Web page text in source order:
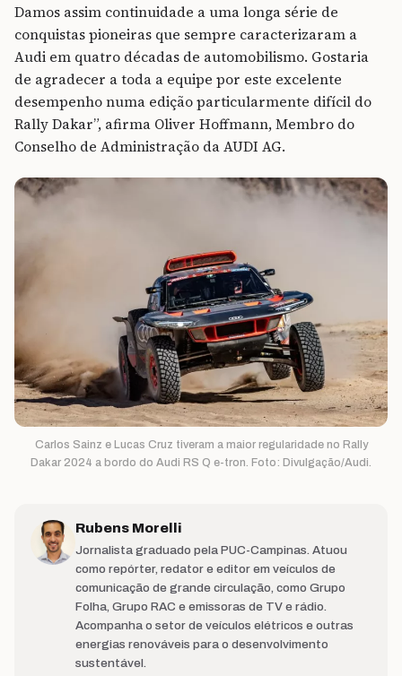
Damos assim continuidade a uma longa série de
conquistas pioneiras que sempre caracterizaram a
Audi em quatro décadas de automobilismo. Gostaria
de agradecer a toda a equipe por este excelente
desempenho numa edição particularmente difícil do
Rally Dakar”, afirma Oliver Hoffmann, Membro do
Conselho de Administração da AUDI AG.
Carlos Sainz e Lucas Cruz tiveram a maior regularidade no Rally
Dakar 2024 a bordo do Audi RS Q e-tron. Foto: Divulgação/Audi.
Rubens Morelli
Jornalista graduado pela PUC-Campinas. Atuou
como repórter, redator e editor em veículos de
comunicação de grande circulação, como Grupo
Folha, Grupo RAC e emissoras de TV e rádio.
Acompanha o setor de veículos elétricos e outras
energias renováveis para o desenvolvimento
sustentável.